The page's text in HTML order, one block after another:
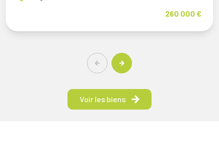
260 000 €
Voir les biens